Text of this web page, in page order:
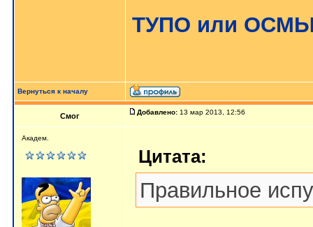
ТУПО или
Вернуться к началу
Смог Добавлено: 13 мар 2013, 12:56
Академ.
Цитата:
Правильное